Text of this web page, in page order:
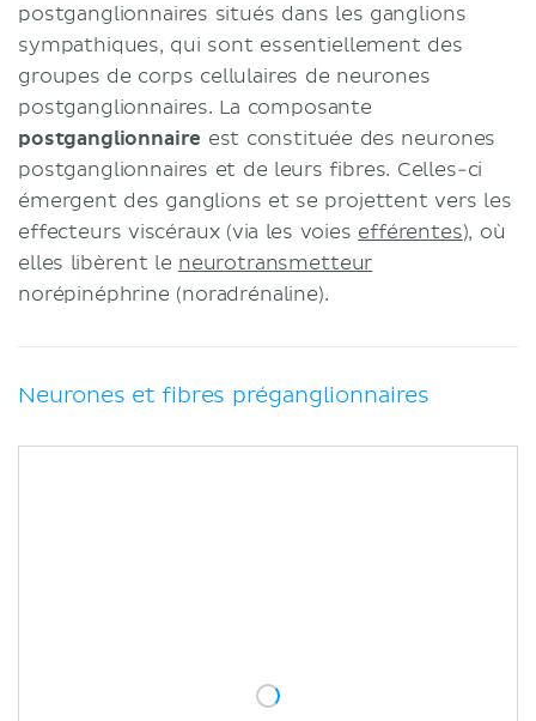
postganglionnaires situés dans les ganglions
sympathiques, qui sont essentiellement des
groupes de corps cellulaires de neurones
postganglionnaires. La composante
postganglionnaire est constituée des neurones
postganglionnaires et de leurs fibres. Celles-ci
émergent des ganglions et se projettent vers les
effecteurs viscéraux (via les voies efférentes), où
elles libèrent le neurotransmetteur
norépinéphrine (noradrénaline).
Neurones et fibres préganglionnaires